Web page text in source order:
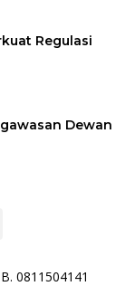
Regulasi
Dewan